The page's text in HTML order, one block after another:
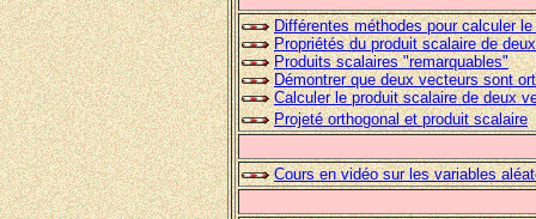
Différentes méthodes pour calculer
Propriétés du produit scalaire de
Produits scalaires "remarquables"
Démontrer que deux vecteurs sont
Calculer le produit scalaire de deux
Projeté orthogonal et produit scalaire
Cours en vidéosur les variables